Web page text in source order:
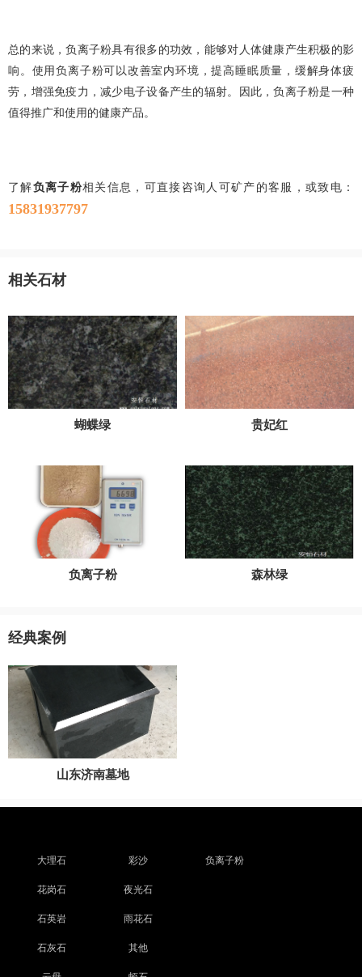
总的来说，负离子粉具有很多的功效，能够对人体健康产生积极的影
响。使用负离子粉可以改善室内环境，提高睡眠质量，缓解身体疲
劳，增强免疫力，减少电子设备产生的辐射。因此，负离子粉是一种
值得推广和使用的健康产品。
了解负离子粉相关信息，可直接咨询人可矿产的客服，或致电：
15831937797
相关石材
蝴蝶绿 贵妃红
负离子粉 森林绿
经典案例
山东济南墓地
大理石
花岗石
石英岩
石灰石
彩沙
夜光石
雨花石
其他
负离子粉